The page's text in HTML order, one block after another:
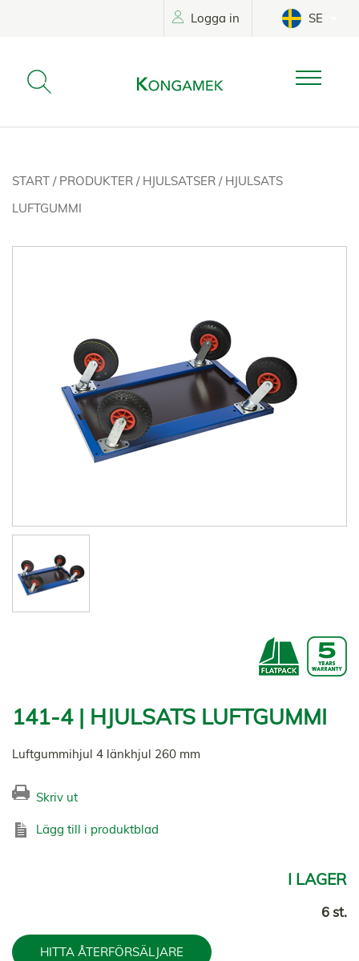
Logga in SE
START / PRODUKTER / HJULSATSER / HJULSATS
LUFTGUMMI
141-4 | HJULSATS LUFTGUMMI
Luftgummihjul 4 länkhjul 260 mm
Skriv ut
Lägg till i produktblad
I LAGER
6 st.
HITTA ÅTERFÖRSÄLJARE